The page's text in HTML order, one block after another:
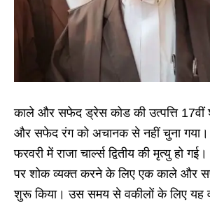
काले और सफेद ड्रेस कोड की उत्पत्ति 17वीं
और सफेद रंग को अचानक से नहीं चुना
फरवरी में राजा चार्ल्स द्वितीय की मृत्यु हो
पर शोक व्यक्त करने के लिए एक काले और
शुरू किया। उस समय से वकीलों के लिए यह